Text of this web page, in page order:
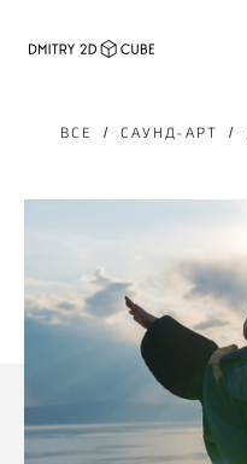
ВСЕ САУНД-АРТ